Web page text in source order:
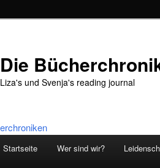
Die
Liza's und Svenja's reading journal
Startseite Wer sind wir?